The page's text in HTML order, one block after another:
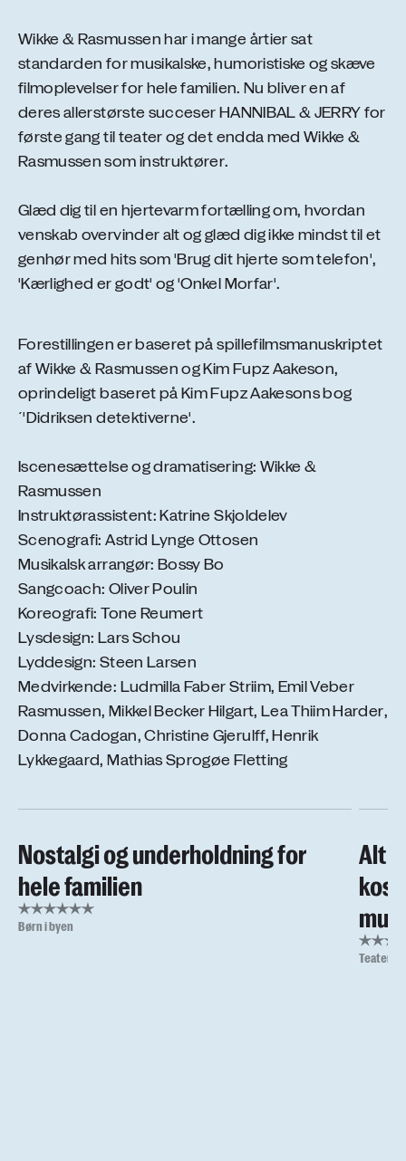
Wikke & Rasmussen har i mange årtier sat
standarden for musikalske, humoristiske og skæve
filmoplevelser for hele familien. Nu bliver en af
deres allerstørste succeser HANNIBAL & JERRY for
første gang til teater og det endda med Wikke &
Rasmussen som instruktører.
Glæd dig til en hjertevarm fortælling om, hvordan
venskab overvinder alt og glæd dig ikke mindst til et
genhør med hits som 'Brug dit hjerte som telefon',
'Kærlighed er godt' og 'Onkel Morfar'.
Forestillingen er baseret på spillefilmsmanuskriptet
af Wikke & Rasmussen og Kim Fupz Aakeson,
oprindeligt baseret på Kim Fupz Aakesons bog
´'Didriksen detektiverne'.
Iscenesættelse og dramatisering: Wikke &
Rasmussen
Instruktørassistent: Katrine Skjoldelev
Scenografi: Astrid Lynge Ottosen
Musikalsk arrangør: Bossy Bo
Sangcoach: Oliver Poulin
Koreografi: Tone Reumert
Lysdesign: Lars Schou
Lyddesign: Steen Larsen
Medvirkende: Ludmilla Faber Striim, Emil Veber
Rasmussen, Mikkel Becker Hilgart, Lea Thiim Harder,
Donna Cadogan, Christine Gjerulff, Henrik
Lykkegaard, Mathias Sprogøe Fletting
Nostalgi og underholdning for
hele familien
Børn i byen
Alt